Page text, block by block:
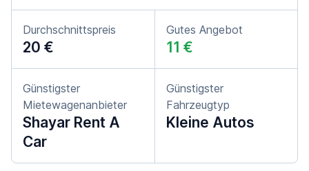
Durchschnittspreis
20 €
Gutes Angebot
11 €
Günstigster
Mietewagenanbieter
Shayar Rent A
Car
Günstigster
Fahrzeugtyp
Kleine Autos